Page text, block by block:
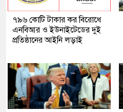
৭৯৬ কোটি টাকার কর বিরোধে
এনবিআর ও ইউনাইটেডের দুই
প্রতিষ্ঠানের আইনি লড়াই